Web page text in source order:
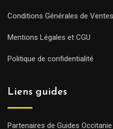
Conditions Générales de Ventes
Mentions Légales et CGU
Politique de confidentialité
Liens guides
Partenaires de Guides Occitanie